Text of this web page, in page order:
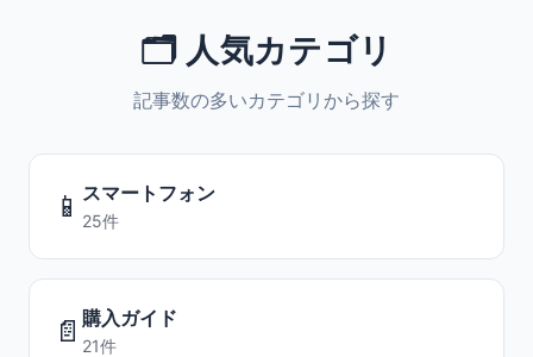
🗂️ 人気カテゴリ
記事数の多いカテゴリから探す
📱 スマートフォン
25件
📄 購入ガイド
21件